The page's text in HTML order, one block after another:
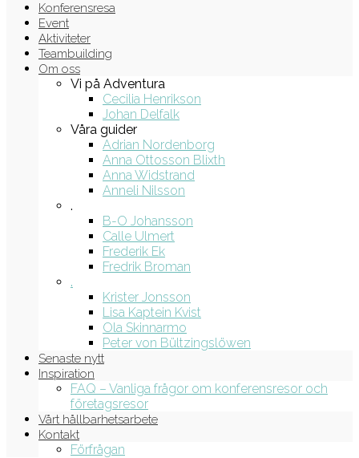
Konferensresa
Event
Aktiviteter
Teambuilding
Om oss
Vi på Adventura
Cecilia Henrikson
Johan Delfalk
Våra guider
Adrian Nordenborg
Anna Ottosson Blixth
Anna Widstrand
Anneli Nilsson
.
B-O Johansson
Calle Ulmert
Frederik Ek
Fredrik Broman
.
Krister Jonsson
Lisa Kaptein Kvist
Ola Skinnarmo
Peter von Bültzingslöwen
Senaste nytt
Inspiration
FAQ – Vanliga frågor om konferensresor och
företagsresor
Vårt hållbarhetsarbete
Kontakt
Förfrågan